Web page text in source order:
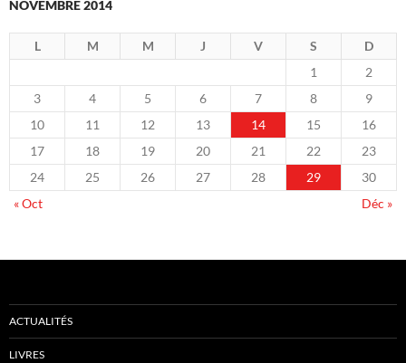
NOVEMBRE 2014
L M M J V S
D
1
2
3
4 5 6 7 8
9
10
11 12 13 14 15
16
17
18 19 20 21 22
23
24
25 26 27 28 29
30
« Oct
Déc »
ACTUALITÉS
LIVRES